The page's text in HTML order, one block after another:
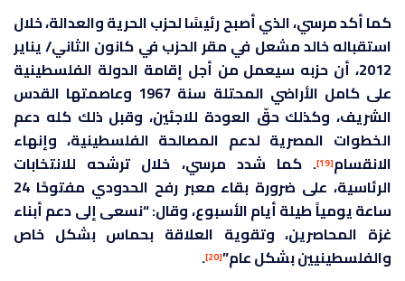
كما أكد مرسي، الذي أصبح رئيسًا لحزب الحرية والعدالة، خلال
استقباله خالد مشعل في مقر الحزب في كانون الثاني/ يناير
2012، أن حزبه سيعمل من أجل إقامة الدولة الفلسطينية
على كامل الأراضي المحتلة سنة 1967 وعاصمتها القدس
الشريف، وكذلك حقّ العودة للاجئين، وقبل ذلك كله دعم
الخطوات المصرية لدعم المصالحة الفلسطينية، وإنهاء
الانقسام[19]
. كما شدد مرسي، خلال ترشحه للانتخابات
الرئاسية، على ضرورة بقاء معبر رفح الحدودي مفتوحًا 24
ساعة يومياً طيلة أيام الأسبوع، وقال: “نسعى إلى دعم أبناء
غزة المحاصرين، وتقوية العلاقة بحماس بشكل خاص
والفلسطينيين بشكل عام”[20]
.